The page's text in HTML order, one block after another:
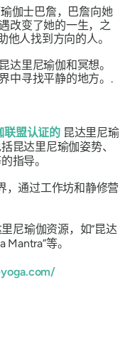
伽士巴詹，巴詹向她
改变了她的一生，之
他人找到方向的人。
达里尼瑜伽和冥想。
中寻找平静的地方。.
联盟认证的昆达里尼瑜
昆达里尼瑜伽姿势、
指导。
通过工作坊和静修营
尼瑜伽资源，如“昆达
Mantra”等。